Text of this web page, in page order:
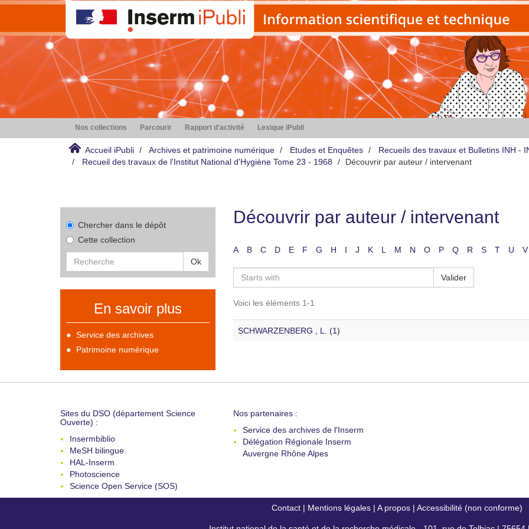
Nos collections Parcourir Rapport d'activité Lexique iPubli
Accueil iPubli Archives et patrimoine numérique Etudes et Enquêtes
Recueils des travaux et Bulletins INH -
Recueil des travaux de l'Institut National d'Hygiène Tome 23 - 1968
Découvrir par auteur / intervenant
Chercher dans le dépôt
Cette collection
Ok
En savoir plus
Service des archives
Patrimoine numérique
Découvrir par auteur / intervenant
A B C D E F G H I J K L M N O P Q R S T U V
Valider
Voici les éléments 1-1
SCHWARZENBERG , L. (1)
Sites du DSO (département Science
Ouverte) :
Insermbiblio
MeSH bilingue
HAL-Inserm
Photoscience
Science Open Service (SOS)
Nos partenaires :
Service des archives de l'Inserm
Délégation Régionale Inserm
Auvergne Rhône Alpes
Contact| Mentions légales| A propos| Accessibilité (non conforme)